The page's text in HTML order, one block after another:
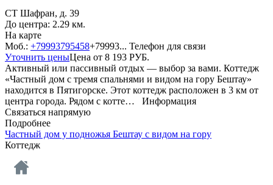
СТ Шафран, д. 39
До центра: 2.29 км.
На карте
Моб.: +79993795458+79993... Телефон для связи
Уточнить ценыЦена от 8 193 РУБ.
Активный или пассивный отдых — выбор за вами. Коттедж
«Частный дом с тремя спальнями и видом на гору Бештау»
находится в Пятигорске. Этот коттедж расположен в 3 км от
центра города. Рядом с котте… Информация
Связаться напрямую
Подробнее
Частный дом у подножья Бештау c видом на гору
Коттедж